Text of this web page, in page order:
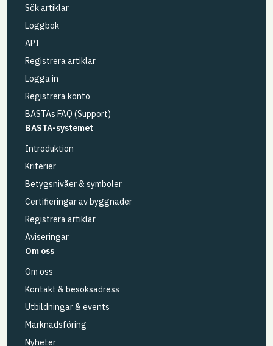
Sök artiklar
Loggbok
API
Registrera artiklar
Logga in
Registrera konto
BASTAs FAQ (Support)
BASTA-systemet
Introduktion
Kriterier
Betygsnivåer & symboler
Certifieringar av byggnader
Registrera artiklar
Aviseringar
Om oss
Om oss
Kontakt & besöksadress
Utbildningar & events
Marknadsföring
Nyheter